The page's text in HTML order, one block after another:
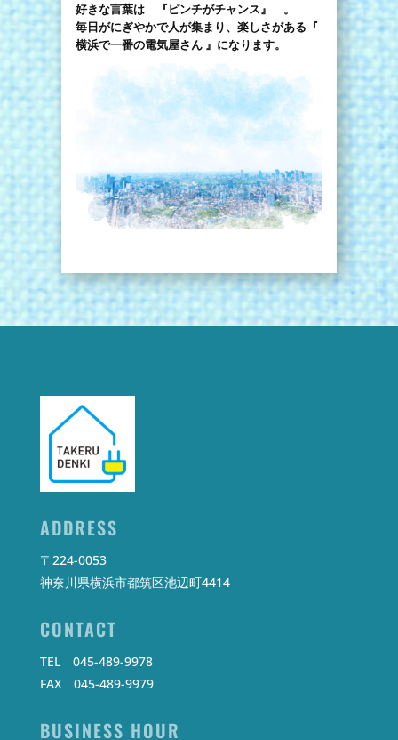
好きな言葉は 『ピンチがチャンス』 。
毎日がにぎやかで人が集まり、楽しさがある『
横浜で一番の電気屋さん 』になります。
ADDRESS
〒224-0053
神奈川県横浜市都筑区池辺町4414
CONTACT
TEL 045-489-9978
FAX 045-489-9979
BUSINESS HOUR